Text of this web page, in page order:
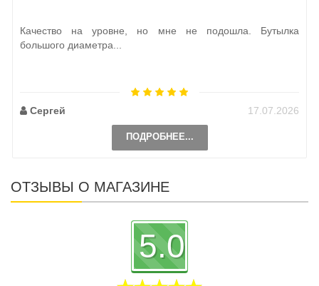
Качество на уровне, но мне не подошла. Бутылка
большого диаметра...
Сергей 17.07.2026
ПОДРОБНЕЕ...
ОТЗЫВЫ О МАГАЗИНЕ
5.0